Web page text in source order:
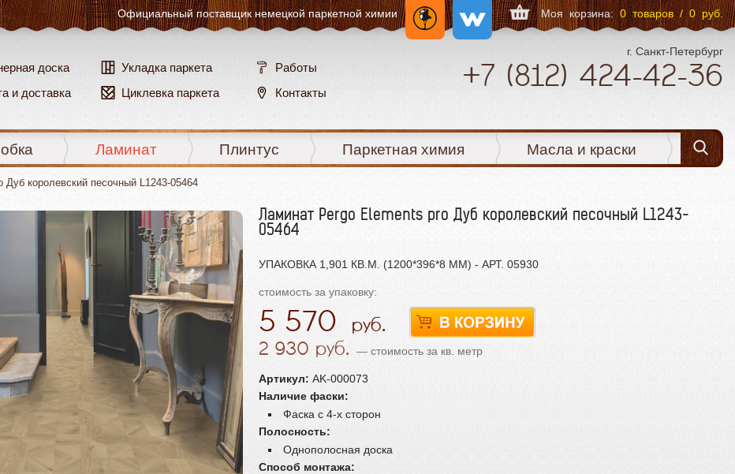
Моя корзина:0 товаров / 0 руб.
Официальный поставщикнемецкой паркетной химии
доска
и доставка
Укладка паркета
Циклевка паркета
Работы
Контакты
г. Санкт-Петербург
+7 (812) 424-42-36
Ламинат Плинтус Паркетная химия Масла и краски
королевский песочный L1243-05464
Ламинат Pergo Elements pro Дуб королевский песочный L1243-
05464
УПАКОВКА 1,901 КВ.М. (1200*396*8 ММ) - АРТ. 05930
стоимость за упаковку:
5 570
2 930 — стоимость за кв. метр
Артикул: AK-000073
Наличие фаски:
Фаска с 4-х сторон
Полосность:
Однополосная доска
Способ монтажа: